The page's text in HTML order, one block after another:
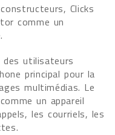
Clicks
comme un
utilisateurs
principal pour la
multimédias. Le
un appareil
les courriels, les